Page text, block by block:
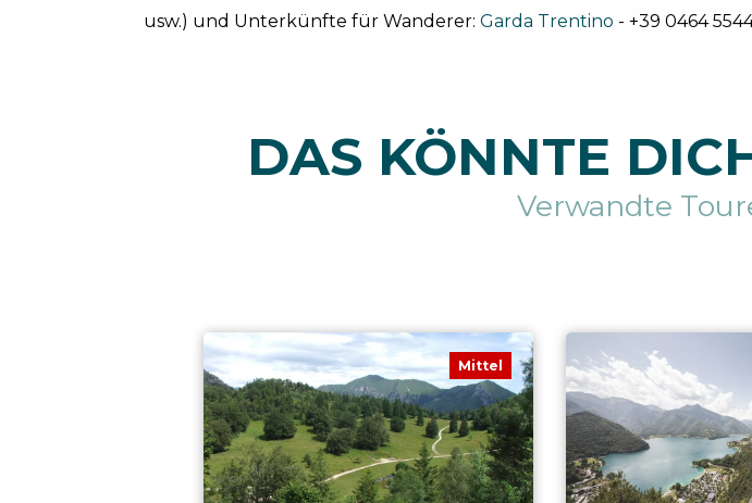
usw.) und Unterkünfte für Wanderer: Garda Trentino - +39 0464
DAS KÖNNTE
Verwandte
Mittel